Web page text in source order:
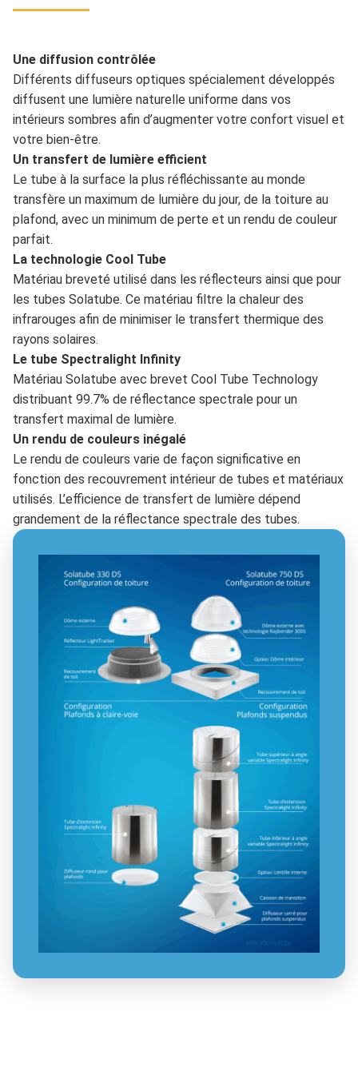
Une diffusion contrôlée
Différents diffuseurs optiques spécialement développés
diffusent une lumière naturelle uniforme dans vos
intérieurs sombres afin d’augmenter votre confort visuel et
votre bien-être.
Un transfert de lumière efficient
Le tube à la surface la plus réfléchissante au monde
transfère un maximum de lumière du jour, de la toiture au
plafond, avec un minimum de perte et un rendu de couleur
parfait.
La technologie Cool Tube
Matériau breveté utilisé dans les réflecteurs ainsi que pour
les tubes Solatube. Ce matériau filtre la chaleur des
infrarouges afin de minimiser le transfert thermique des
rayons solaires.
Le tube Spectralight Infinity
Matériau Solatube avec brevet Cool Tube Technology
distribuant 99.7% de réflectance spectrale pour un
transfert maximal de lumière.
Un rendu de couleurs inégalé
Le rendu de couleurs varie de façon significative en
fonction des recouvrement intérieur de tubes et matériaux
utilisés. L’efficience de transfert de lumière dépend
grandement de la réflectance spectrale des tubes.